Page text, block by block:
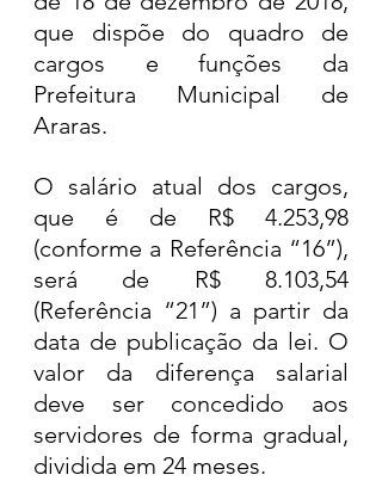
que dispõe do quadro de
cargos e funções da
Prefeitura Municipal de
Araras.
O salário atual dos cargos,
que é de R$ 4.253,98
(conforme a Referência “16”),
será de R$ 8.103,54
(Referência “21”) a partir da
data de publicação da lei. O
valor da diferença salarial
deve ser concedido aos
servidores de forma gradual,
dividida em 24 meses.